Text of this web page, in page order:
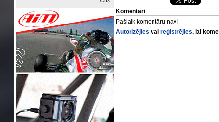
Komentāri
Pašlaik komentāru nav!
Autorizējies vaireģistrējies, lai